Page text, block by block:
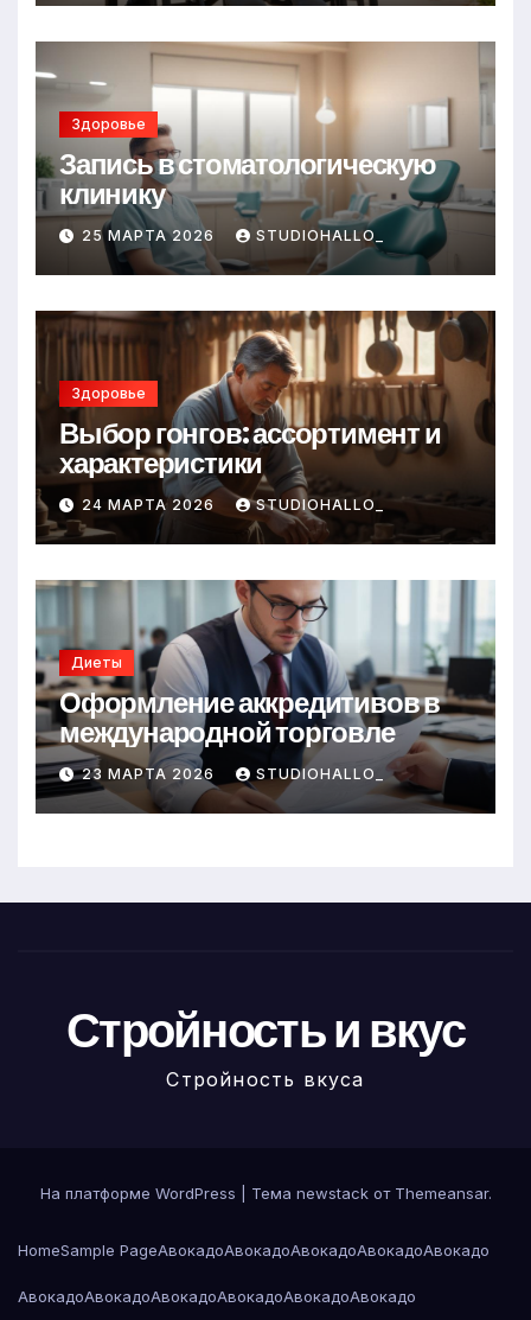
Здоровье
Запись в стоматологическую
клинику
25 МАРТА 2026 STUDIOHALLO_
Здоровье
Выбор гонгов: ассортимент и
характеристики
24 МАРТА 2026 STUDIOHALLO_
Диеты
Оформление аккредитивов в
международной торговле
23 МАРТА 2026 STUDIOHALLO_
Стройность и вкус
Стройность вкуса
На платформе WordPress Тема newstack от Themeansar.
HomeSample PageАвокадоАвокадоАвокадоАвокадоАвокадо
АвокадоАвокадоАвокадоАвокадоАвокадоАвокадо